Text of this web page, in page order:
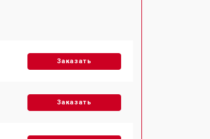
Заказать
Заказать